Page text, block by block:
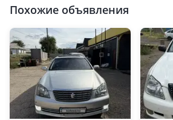
Похожие объявления